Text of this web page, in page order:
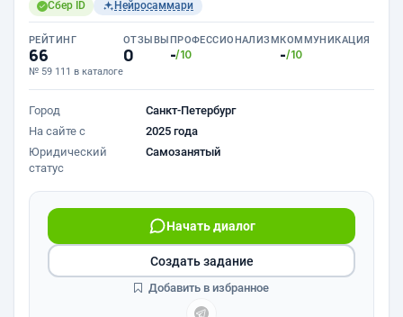
Сбер ID Нейросаммари
РЕЙТИНГ
66
№ 59 111 в каталоге
ОТЗЫВЫ
0
ПРОФЕССИОНАЛИЗМ
-/10
КОММУНИКАЦИЯ
-/10
Город
Санкт-Петербург
На сайте с
2025 года
Юридический
статус
Самозанятый
Начать диалог
Создать задание
Добавить в избранное